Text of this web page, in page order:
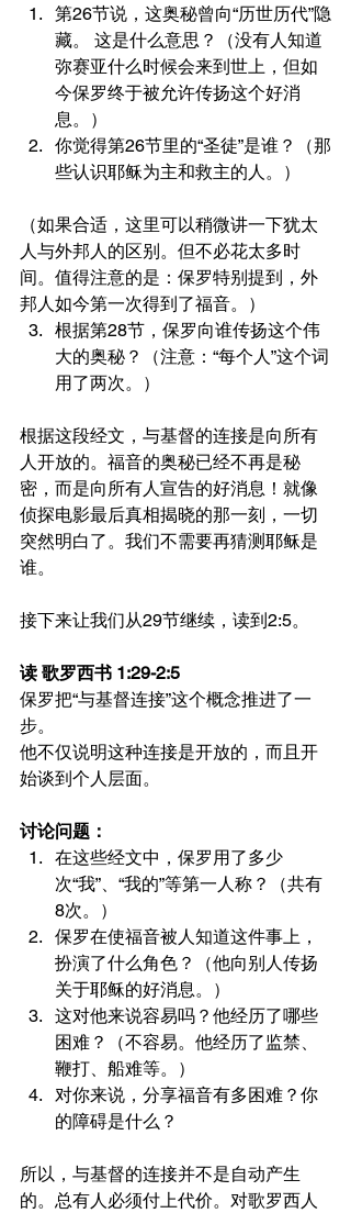
第26节说，这奥秘曾向“历世历代”隐
藏。 这是什么意思？（没有人知道
弥赛亚什么时候会来到世上，但如
今保罗终于被允许传扬这个好消
息。）
你觉得第26节里的“圣徒”是谁？（那
些认识耶稣为主和救主的人。）
（如果合适，这里可以稍微讲一下犹太
人与外邦人的区别。但不必花太多时
间。值得注意的是：保罗特别提到，外
邦人如今第一次得到了福音。）
根据第28节，保罗向谁传扬这个伟
大的奥秘？（注意：“每个人”这个词
用了两次。）
根据这段经文，与基督的连接是向所有
人开放的。福音的奥秘已经不再是秘
密，而是向所有人宣告的好消息！就像
侦探电影最后真相揭晓的那一刻，一切
突然明白了。我们不需要再猜测耶稣是
谁。
接下来让我们从29节继续，读到2:5。
读 歌罗西书 1:29-2:5
保罗把“与基督连接”这个概念推进了一
步。
他不仅说明这种连接是开放的，而且开
始谈到个人层面。
讨论问题：
在这些经文中，保罗用了多少
次“我”、“我的”等第一人称？（共有
8次。）
保罗在使福音被人知道这件事上，
扮演了什么角色？（他向别人传扬
关于耶稣的好消息。）
这对他来说容易吗？他经历了哪些
困难？（不容易。他经历了监禁、
鞭打、船难等。）
对你来说，分享福音有多困难？你
的障碍是什么？
所以，与基督的连接并不是自动产生
的。总有人必须付上代价。对歌罗西人